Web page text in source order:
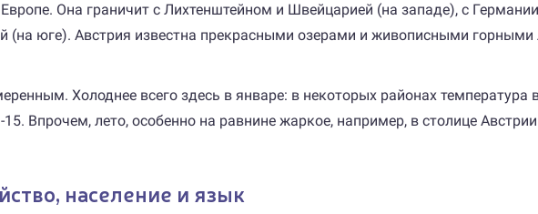
Она граничит с Лихтенштейном и Швейцарией (на западе), с
(на юге). Австрия известна прекрасными озерами и живописными
Холоднее всего здесь в январе: в некоторых районах температура
Впрочем, лето, особенно на равнине жаркое, например, в столице
население и язык